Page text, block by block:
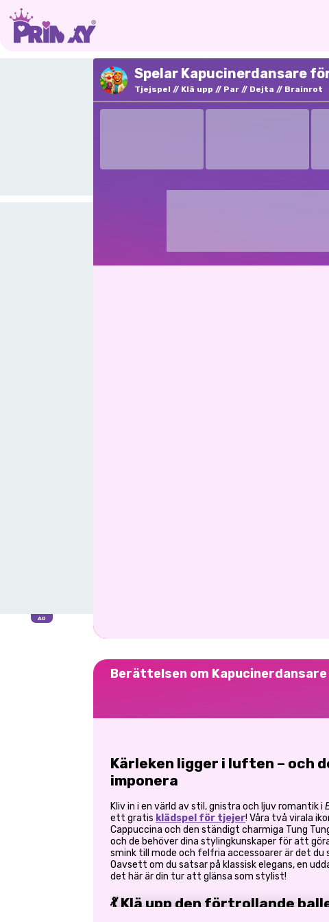
Spelar Kapucinerdansare
Tjejspel Klä upp Par Dejta Brainrot
Berättelsen om
Kärleken ligger i luften – och
imponera
Kliv in i en värld av stil, gnistra och ljuv romantik i
ett gratis klädspel för tjejer! Våra två virala
Cappuccina och den ständigt charmiga Tung
och de behöver dina stylingkunskaper för att
smink till mode och felfria accessoarer är det du
Oavsett om du satsar på klassisk elegans, en
det här är din tur att glänsa som stylist!
💃 Klä upp den förtrollande